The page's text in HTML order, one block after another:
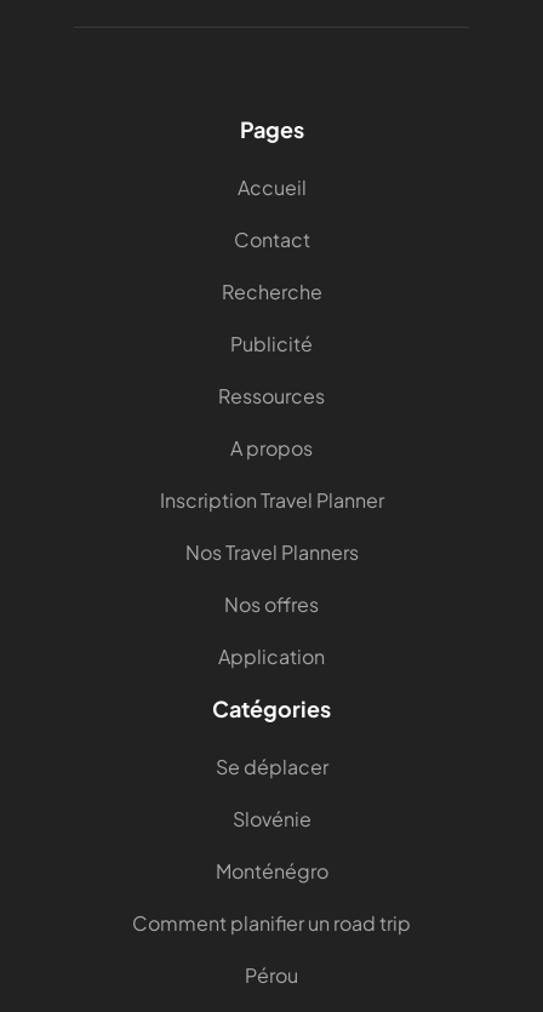
Pages
Accueil
Contact
Recherche
Publicité
Ressources
A propos
Inscription Travel Planner
Nos Travel Planners
Nos offres
Application
Catégories
Se déplacer
Slovénie
Monténégro
Comment planifier un road trip
Pérou